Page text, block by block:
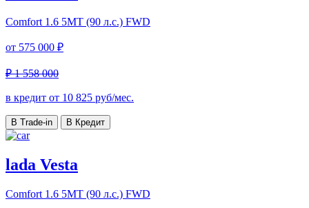
Comfort 1.6 5MT (90 л.с.) FWD
от 575 000 ₽
₽ 1 558 000
в кредит от 10 825 руб/мес.
В Trade-in В Кредит
lada Vesta
Comfort 1.6 5MT (90 л.с.) FWD